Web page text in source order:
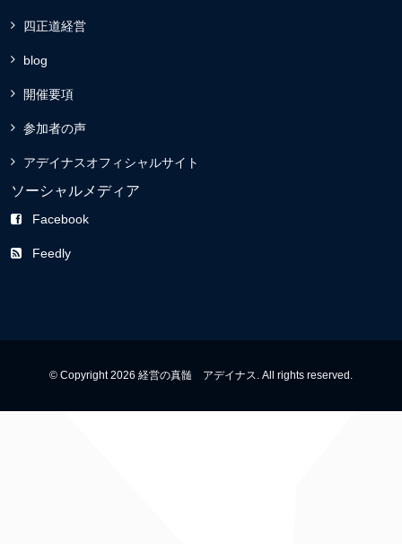
四正道経営
blog
開催要項
参加者の声
アデイナスオフィシャルサイト
ソーシャルメディア
Facebook
Feedly
© Copyright 2026 経営の真髄 アデイナス. All rights reserved.